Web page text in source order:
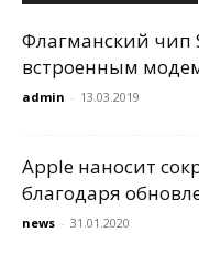
Флагманский чип
встроенным
admin - 13.03.2019
Apple наносит
благодаря
news - 31.01.2020